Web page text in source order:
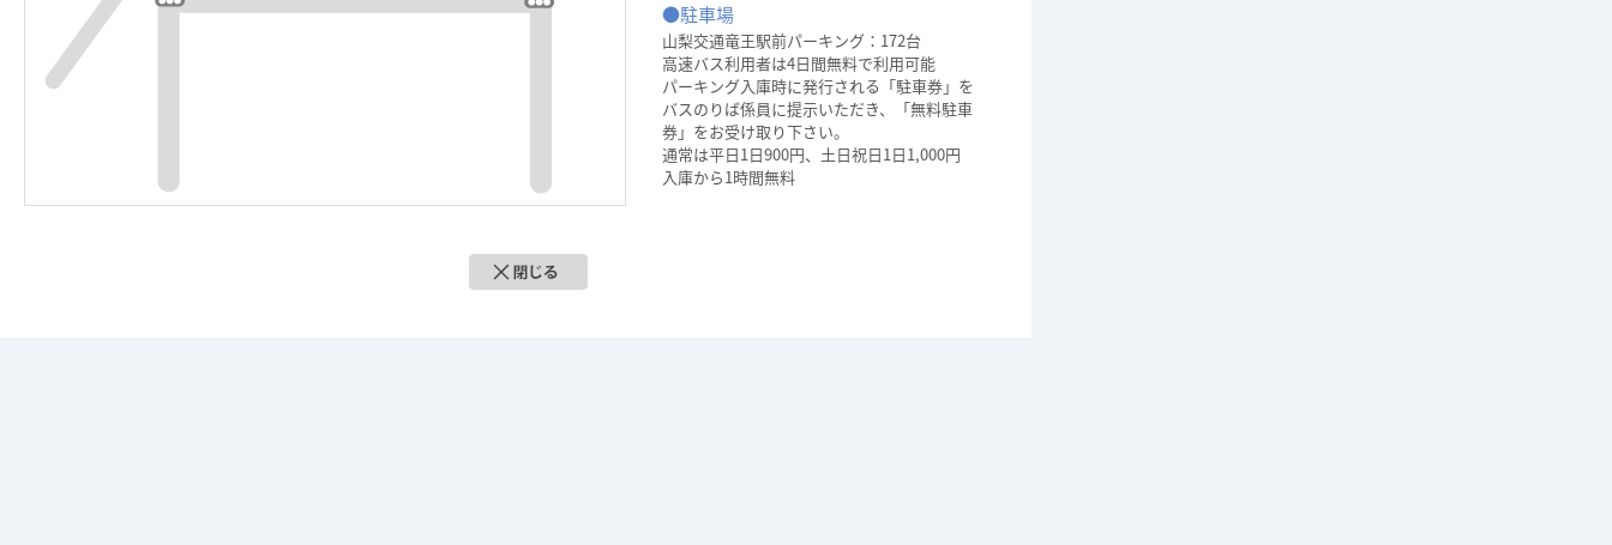
●駐車場
山梨交通竜王駅前パーキング：172台
高速バス利用者は4日間無料で利用可能
パーキング入庫時に発行される「駐車券」を
バスのりば係員に提示いただき、「無料駐車
券」をお受け取り下さい。
通常は平日1日900円、土日祝日1日1,000円
入庫から1時間無料